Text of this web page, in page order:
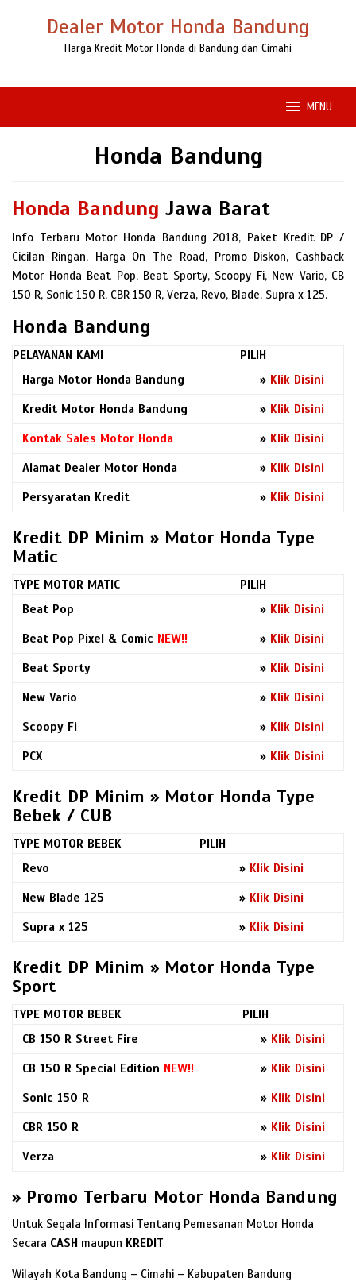
Dealer Motor Honda Bandung
Harga Kredit Motor Honda di Bandung dan Cimahi
MENU
Honda Bandung
Honda Bandung Jawa Barat
Info Terbaru Motor Honda Bandung 2018, Paket Kredit DP /
Cicilan Ringan, Harga On The Road, Promo Diskon, Cashback
Motor Honda Beat Pop, Beat Sporty, Scoopy Fi, New Vario, CB
150 R, Sonic 150 R, CBR 150 R, Verza, Revo, Blade, Supra x 125.
Honda Bandung
PELAYANAN KAMI
PILIH
Harga Motor Honda Bandung
» Klik Disini
Kredit Motor Honda Bandung » Klik Disini
Kontak Sales Motor Honda » Klik Disini
Alamat Dealer Motor Honda » Klik Disini
Persyaratan Kredit » Klik Disini
Kredit DP Minim » Motor Honda Type
Matic
TYPE MOTOR MATIC
PILIH
Beat Pop
» Klik Disini
Beat Pop Pixel & Comic NEW!! » Klik Disini
Beat Sporty »Klik Disini
New Vario » Klik Disini
Scoopy Fi » Klik Disini
PCX » Klik Disini
Kredit DP Minim » Motor Honda Type
Bebek / CUB
TYPE MOTOR BEBEK
PILIH
Revo
» Klik Disini
New Blade 125 » Klik Disini
Supra x 125 » Klik Disini
Kredit DP Minim » Motor Honda Type
Sport
TYPE MOTOR BEBEK
PILIH
CB 150 R Street Fire
» Klik Disini
CB 150 R Special Edition NEW!! » Klik Disini
Sonic 150 R » Klik Disini
CBR 150 R » Klik Disini
Verza » Klik Disini
» Promo Terbaru Motor Honda Bandung
Untuk Segala Informasi Tentang Pemesanan Motor Honda
Secara CASH maupun KREDIT
Wilayah Kota Bandung – Cimahi – Kabupaten Bandung